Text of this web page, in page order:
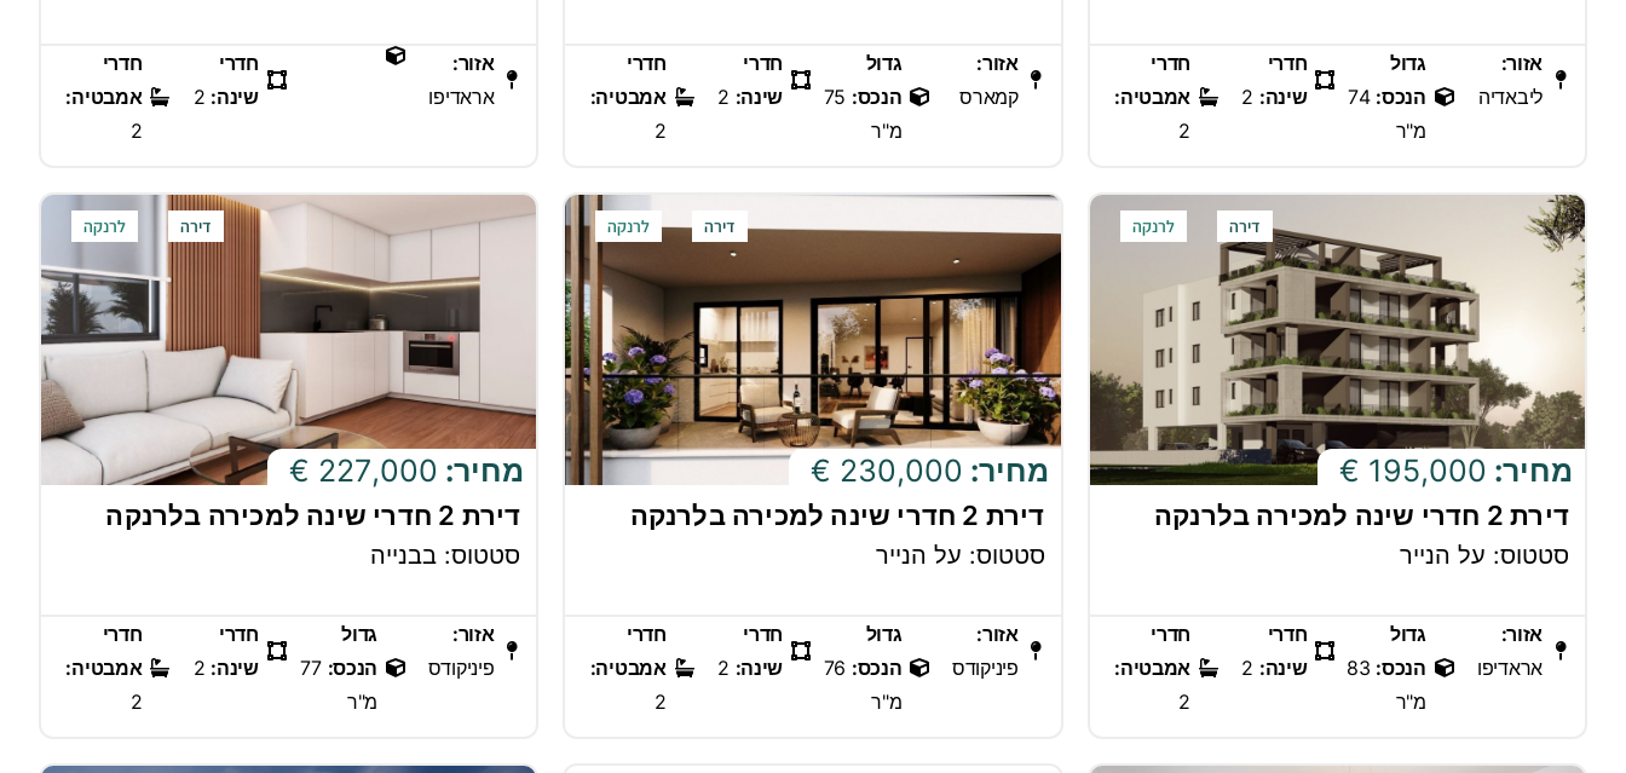
אזור:
ליבאדיה
גדול
הנכס: 74
מ"ר
חדרי
שינה:
חדרי
אמבטיה:
2
אזור:
קמארס
גדול
הנכס: 75
מ"ר
חדרי
שינה:
חדרי
אמבטיה:
2
אזור:
אראדיפו
חדרי
שינה:
חדרי
אמבטיה:
2
מחיר: 195,000 €
לרנקה דירה
דירת 2 חדרי שינה למכירה בלרנקה
סטטוס: על הנייר
אזור:
אראדיפו
גדול
הנכס: 83
מ"ר
חדרי
שינה:
חדרי
אמבטיה:
2
מחיר: 230,000 €
לרנקה דירה
דירת 2 חדרי שינה למכירה בלרנקה
סטטוס: על הנייר
אזור:
פיניקודס
גדול
הנכס: 76
מ"ר
חדרי
שינה:
חדרי
אמבטיה:
2
מחיר: 227,000 €
לרנקה דירה
דירת 2 חדרי שינה למכירה בלרנקה
סטטוס: בבנייה
אזור:
פיניקודס
גדול
הנכס: 77
מ"ר
חדרי
שינה:
חדרי
אמבטיה:
2